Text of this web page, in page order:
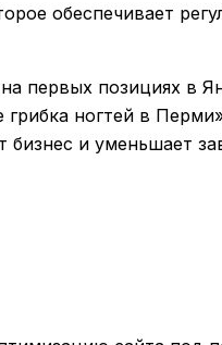
обеспечивает
первых позициях в
ногтей в
бизнес и уменьшает